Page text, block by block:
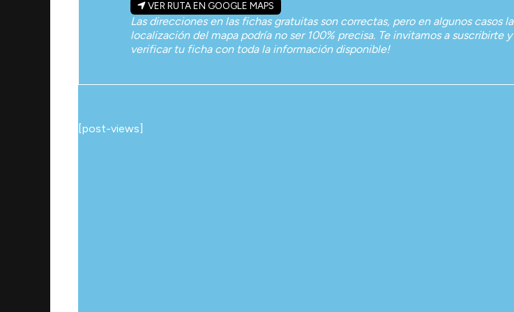
VER RUTA EN GOOGLE MAPS
Las direcciones en las fichas gratuitas son correctas, pero en algunos casos la
localización del mapa podría no ser 100% precisa. Te invitamos a suscribirte y
verificar tu ficha con toda la información disponible!
[post-views]